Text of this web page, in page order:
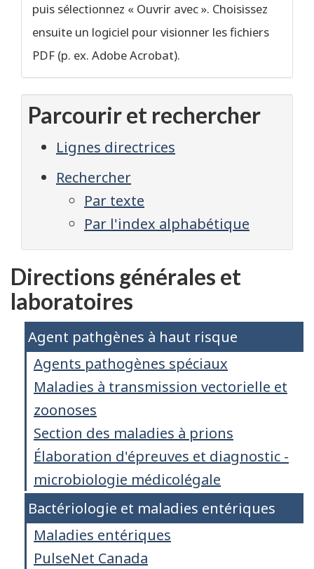
puis sélectionnez « Ouvrir avec ». Choisissez
ensuite un logiciel pour visionner les fichiers
PDF (p. ex. Adobe Acrobat).
Parcourir et rechercher
Lignes directrices
Rechercher
Par texte
Par l'index alphabétique
Directions générales et
laboratoires
Agent pathgènes à haut risque
Agents pathogènes spéciaux
Maladies à transmission vectorielle et
zoonoses
Section des maladies à prions
Élaboration d'épreuves et diagnostic -
microbiologie médicolégale
Bactériologie et maladies entériques
Maladies entériques
PulseNet Canada